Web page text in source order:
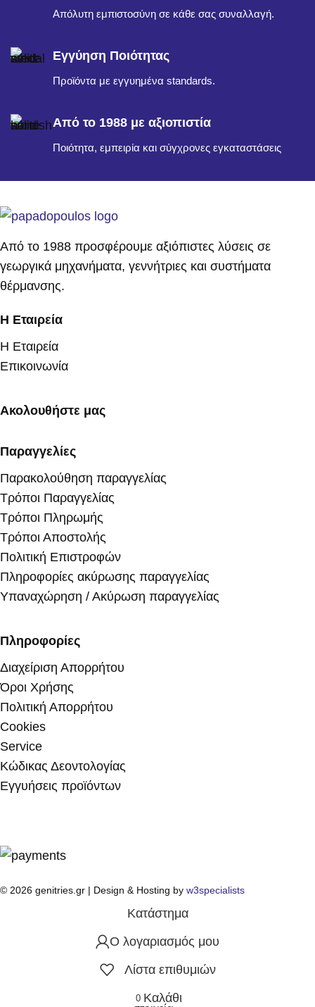
Απόλυτη εμπιστοσύνη σε κάθε σας συναλλαγή.
Εγγύηση Ποιότητας
Προϊόντα με εγγυημένα standards.
Από το 1988 με αξιοπιστία
Ποιότητα, εμπειρία και σύγχρονες εγκαταστάσεις
Από το 1988 προσφέρουμε αξιόπιστες λύσεις σε
γεωργικά μηχανήματα, γεννήτριες και συστήματα
θέρμανσης.
Η Εταιρεία
Η Εταιρεία
Επικοινωνία
Ακολουθήστε μας
Παραγγελίες
Παρακολούθηση παραγγελίας
Τρόποι Παραγγελίας
Τρόποι Πληρωμής
Τρόποι Αποστολής
Πολιτική Επιστροφών
Πληροφορίες ακύρωσης παραγγελίας
Υπαναχώρηση / Ακύρωση παραγγελίας
Πληροφορίες
Διαχείριση Απορρήτου
Όροι Χρήσης
Πολιτική Απορρήτου
Cookies
Service
Κώδικας Δεοντολογίας
Εγγυήσεις προϊόντων
© 2026 genitries.gr | Design & Hosting by w3specialists
Κατάστημα
Ο λογαριασμός μου
Λίστα επιθυμιών
0 Καλάθι